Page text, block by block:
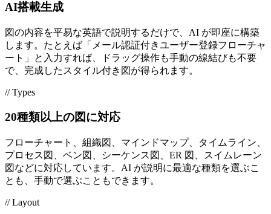
AI搭載生成
図の内容を平易な英語で説明するだけで、AI が即座に構築
します。たとえば「メール認証付きユーザー登録フローチャ
ート」と入力すれば、ドラッグ操作も手動の線結びも不要
で、完成したスタイル付き図が得られます。
// Types
20種類以上の図に対応
フローチャート、組織図、マインドマップ、タイムライン、
プロセス図、ベン図、シーケンス図、ER 図、スイムレーン
図などに対応しています。AI が説明に最適な種類を選ぶこ
とも、手動で選ぶこともできます。
// Layout